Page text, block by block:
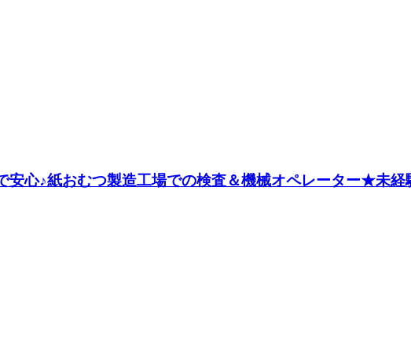
安心♪紙おむつ製造工場での検査＆機械オペレーター★未経